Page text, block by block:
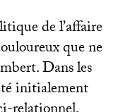
de l’affaire
que ne
Dans les
initialement